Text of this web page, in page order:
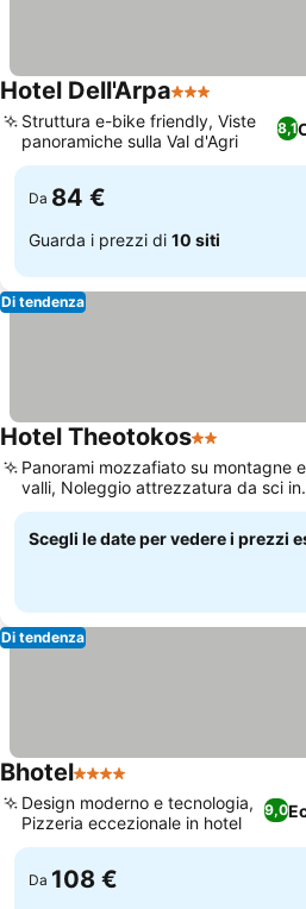
Hotel Dell'Arpa3 Stelle
8,1
Struttura e-bike friendly, Viste
panoramiche sulla Val d'Agri
Da 84 €
Guarda i prezzi di 10 siti
Di tendenza
Hotel Theotokos2 Stelle
Panorami mozzafiato su montagne e
valli, Noleggio attrezzatura da sci in
hotel
Scegli le date per vedere i prezzi
Di tendenza
Bhotel4 Stelle
9,0
Design moderno e tecnologia,
Pizzeria eccezionale in hotel
Da 108 €